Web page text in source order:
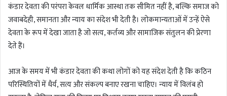
कंडार देवता की परंपरा केवल धार्मिक आस्था तक सीमित नहीं है, बल्कि समाज को
जवाबदेही, समानता और न्याय का संदेश भी देती है। लोकमान्यताओं में उन्हें ऐसे
देवता के रूप में देखा जाता है जो सत्य, कर्तव्य और सामाजिक संतुलन की प्रेरणा
देते हैं।
आज के समय में भी कंडार देवता की कथा लोगों को यह संदेश देती है कि कठिन
परिस्थितियों में धैर्य, सत्य और संकल्प बनाए रखना चाहिए। न्याय में विलंब हो